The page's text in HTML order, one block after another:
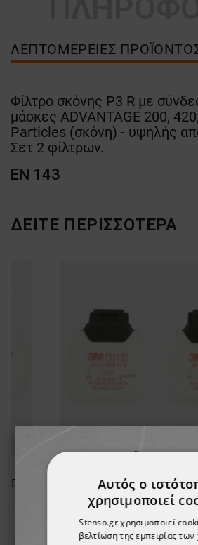
ΛΕΠΤΟΜΈΡΕΙΕΣ
Φίλτρο σκόνης P3 R με
μάσκες ADVANTAGE 200,
Particles (σκόνη) - υψηλής
Σετ 2 φίλτρων.
EN 143
ΔΕΊΤΕ ΠΕΡΙΣΣΌΤΕΡΑ
Αυτός ο
χρησιμοποιεί
Stenso.gr χρησιμοποιεί
βελτίωση της εμπειρίας